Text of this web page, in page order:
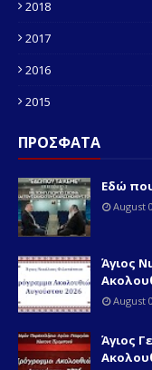
2018
2017
2016
2015
ΠΡΟΣΦΑΤΑ
Εδώ
August
Άγιος
August
Άγιος